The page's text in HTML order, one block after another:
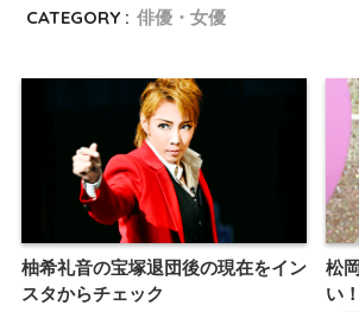
CATEGORY : 俳優・女優
柚希礼音の宝塚退団後の現在をイン
スタからチェック
松
い